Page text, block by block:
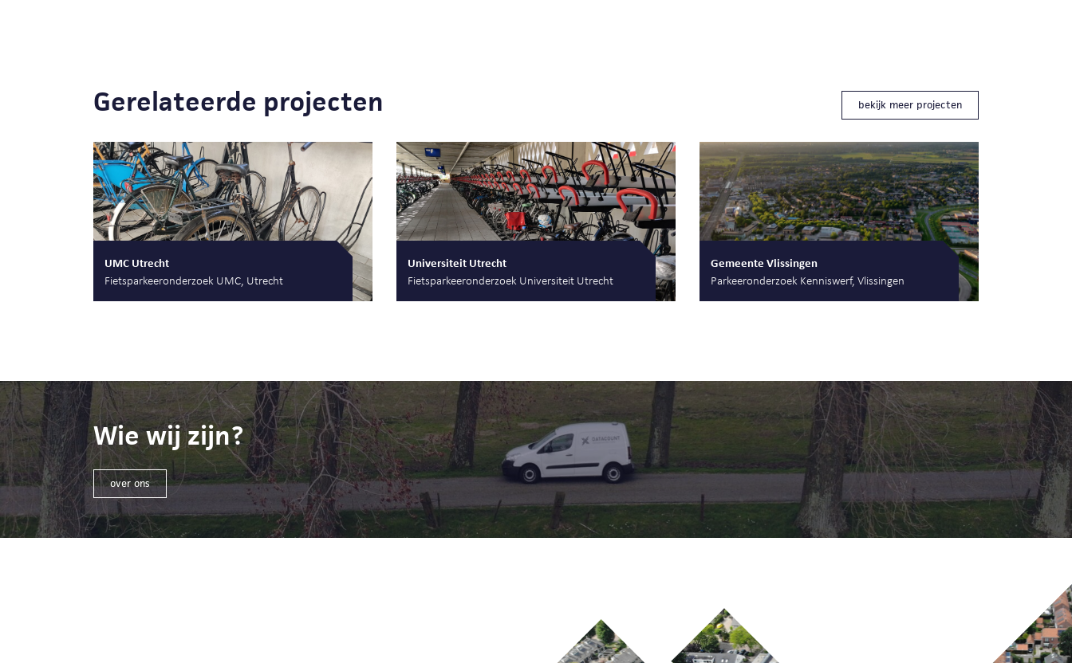
Gerelateerde projecten bekijk meer projecten
UMC Utrecht
Fietsparkeeronderzoek UMC, Utrecht
Universiteit Utrecht
Fietsparkeeronderzoek Universiteit Utrecht
Gemeente Vlissingen
Parkeeronderzoek Kenniswerf, Vlissingen
Wie wij zijn?
over ons